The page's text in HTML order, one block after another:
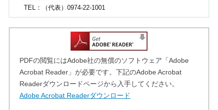
TEL：（代表）0974-22-1001
PDFの閲覧にはAdobe社の無償のソフトウェア「Adobe
Acrobat Reader」が必要です。下記のAdobe Acrobat
Readerダウンロードページから入手してください。
Adobe Acrobat Readerダウンロード